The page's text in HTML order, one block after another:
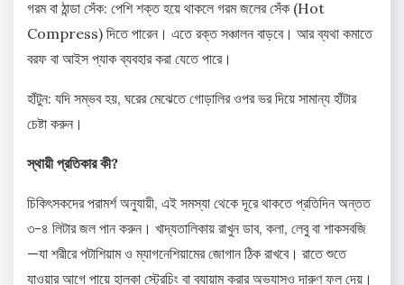
গরম বা ঠান্ডা সেঁক: পেশি শক্ত হয়ে থাকলে গরম জলের সেঁক (Hot
Compress) দিতে পারেন। এতে রক্ত সঞ্চালন বাড়বে। আর ব্যথা কমাতে
বরফ বা আইস প্যাক ব্যবহার করা যেতে পারে।
হাঁটুন: যদি সম্ভব হয়, ঘরের মেঝেতে গোড়ালির ওপর ভর দিয়ে সামান্য হাঁটার
চেষ্টা করুন।
স্থায়ী প্রতিকার কী?
চিকিৎসকদের পরামর্শ অনুযায়ী, এই সমস্যা থেকে দূরে থাকতে প্রতিদিন অন্তত
৩-৪ লিটার জল পান করুন। খাদ্যতালিকায় রাখুন ডাব, কলা, লেবু বা শাকসবজি
—যা শরীরে পটাশিয়াম ও ম্যাগনেশিয়ামের জোগান ঠিক রাখবে। রাতে শুতে
যাওয়ার আগে পায়ে হালকা স্ট্রেচিং বা ব্যায়াম করার অভ্যাসও দারুণ ফল দেয়।